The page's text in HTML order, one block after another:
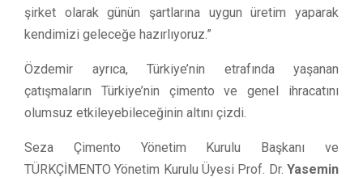
şirket olarak günün şartlarına uygun üretim yaparak
kendimizi geleceğe hazırlıyoruz.”
Özdemir ayrıca, Türkiye’nin etrafında yaşanan
çatışmaların Türkiye’nin çimento ve genel ihracatını
olumsuz etkileyebileceğinin altını çizdi.
Seza Çimento Yönetim Kurulu Başkanı ve
TÜRKÇİMENTO Yönetim Kurulu Üyesi Prof. Dr. Yasemin